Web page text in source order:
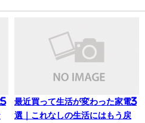
5
最近買って生活が変わった家電3
選｜これなしの生活にはもう戻